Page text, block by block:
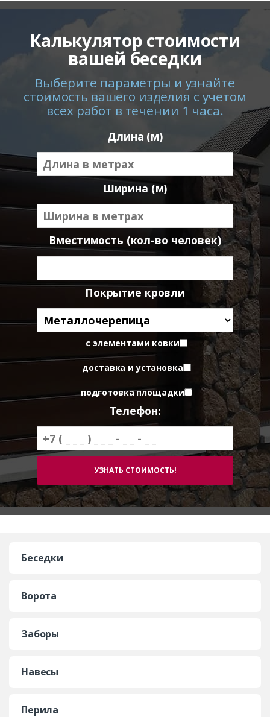
Калькулятор стоимости
вашей беседки
Выберите параметры и узнайте
стоимость вашего изделия с учетом
всех работ в течении 1 часа.
Длина (м)
Ширина (м)
Вместимость (кол-во человек)
Покрытие кровли
с элементами ковки
доставка и установка
подготовка площадки
Телефон:
Беседки
Ворота
Заборы
Навесы
Перила